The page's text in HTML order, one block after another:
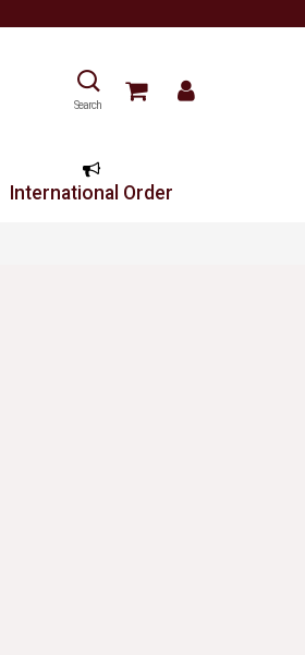
Search
International Order